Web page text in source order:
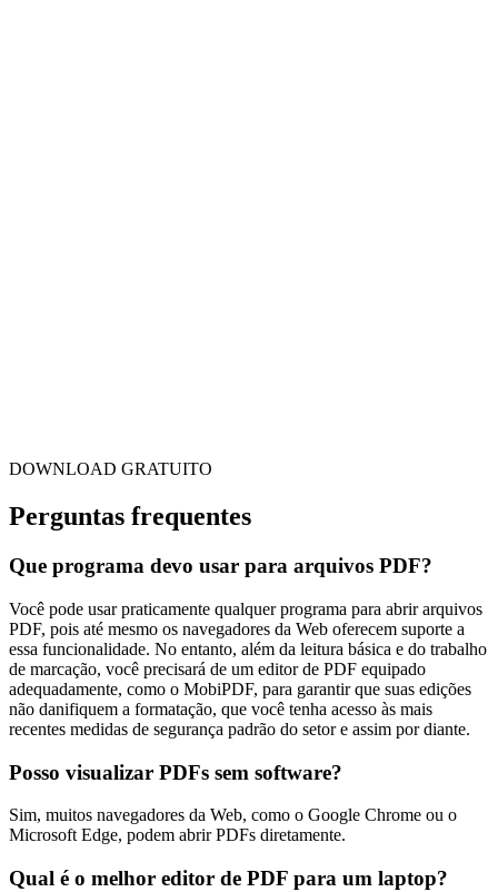
DOWNLOAD GRATUITO
Perguntas frequentes
Que programa devo usar para arquivos PDF?
Você pode usar praticamente qualquer programa para abrir arquivos
PDF, pois até mesmo os navegadores da Web oferecem suporte a
essa funcionalidade. No entanto, além da leitura básica e do trabalho
de marcação, você precisará de um editor de PDF equipado
adequadamente, como o MobiPDF, para garantir que suas edições
não danifiquem a formatação, que você tenha acesso às mais
recentes medidas de segurança padrão do setor e assim por diante.
Posso visualizar PDFs sem software?
Sim, muitos navegadores da Web, como o Google Chrome ou o
Microsoft Edge, podem abrir PDFs diretamente.
Qual é o melhor editor de PDF para um laptop?